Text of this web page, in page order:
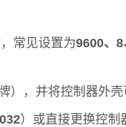
常见设置为9600、8
），并将控制器外
）或直接更换控制